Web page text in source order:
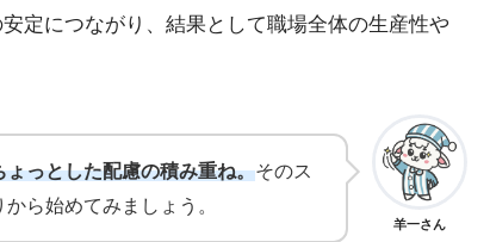
定につながり、結果として職場全体の生産性や
羊一さん
ょっとした配慮の積み重ね。そのス
ら始めてみましょう。